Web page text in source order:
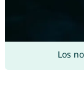
Los